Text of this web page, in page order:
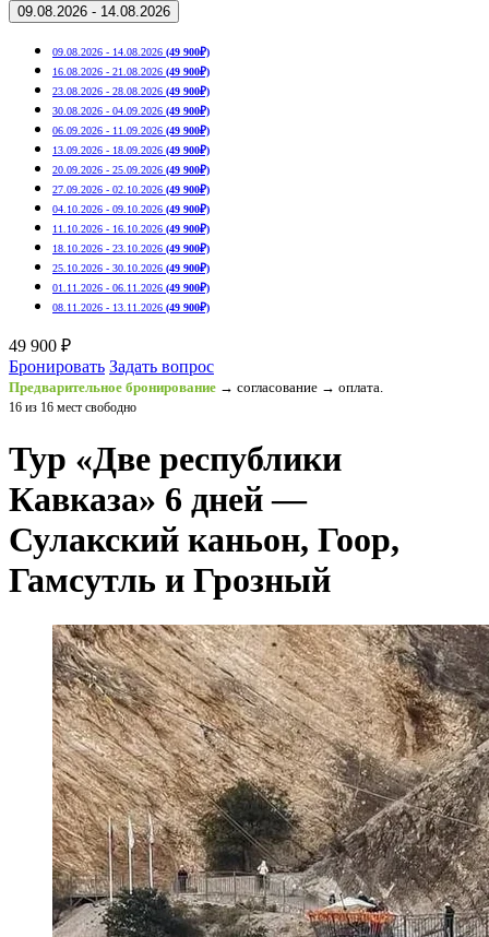
09.08.2026 - 14.08.2026
09.08.2026 - 14.08.2026 (49 900₽)
16.08.2026 - 21.08.2026 (49 900₽)
23.08.2026 - 28.08.2026 (49 900₽)
30.08.2026 - 04.09.2026 (49 900₽)
06.09.2026 - 11.09.2026 (49 900₽)
13.09.2026 - 18.09.2026 (49 900₽)
20.09.2026 - 25.09.2026 (49 900₽)
27.09.2026 - 02.10.2026 (49 900₽)
04.10.2026 - 09.10.2026 (49 900₽)
11.10.2026 - 16.10.2026 (49 900₽)
18.10.2026 - 23.10.2026 (49 900₽)
25.10.2026 - 30.10.2026 (49 900₽)
01.11.2026 - 06.11.2026 (49 900₽)
08.11.2026 - 13.11.2026 (49 900₽)
49 900 ₽
Бронировать Задать вопрос
Предварительное бронирование → согласование → оплата.
16 из 16 мест свободно
Тур «Две республики
Кавказа» 6 дней —
Сулакский каньон, Гоор,
Гамсутль и Грозный